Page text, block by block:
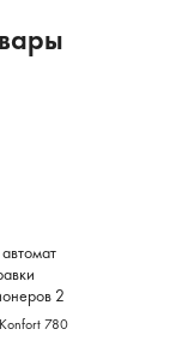
2
Konfort
780